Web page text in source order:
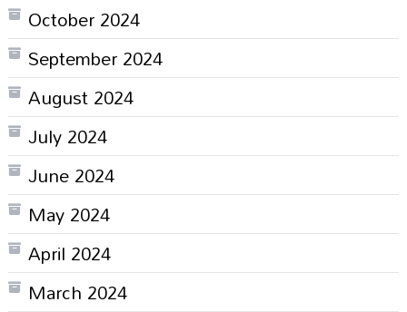
October 2024
September 2024
August 2024
July 2024
June 2024
May 2024
April 2024
March 2024